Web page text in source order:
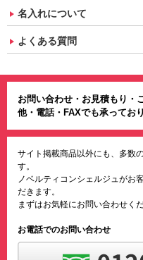
名入れについて
よくある質問
お問い合わせ・お見積もり・
他・電話・FAXでも承ってお
サイト掲載商品以外にも、多数
す。
ノベルティコンシェルジュがお
だきます。
まずはお気軽にお問い合わせくだ
お電話でのお問い合わせ